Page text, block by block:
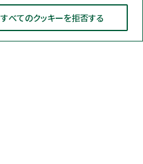
すべてのクッキーを拒否する